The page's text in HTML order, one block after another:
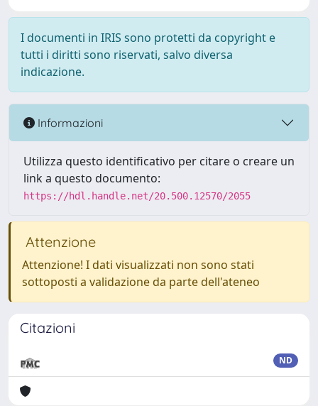
I documenti in IRIS sono protetti da copyright e
tutti i diritti sono riservati, salvo diversa
indicazione.
Informazioni
Utilizza questo identificativo per citare o creare un
link a questo documento:
https://hdl.handle.net/20.500.12570/2055
Attenzione
Attenzione! I dati visualizzati non sono stati
sottoposti a validazione da parte dell'ateneo
Citazioni
ND